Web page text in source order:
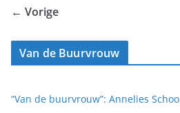
← Vorige
Van de Buurvrouw
“Van de buurvrouw”: Annelies